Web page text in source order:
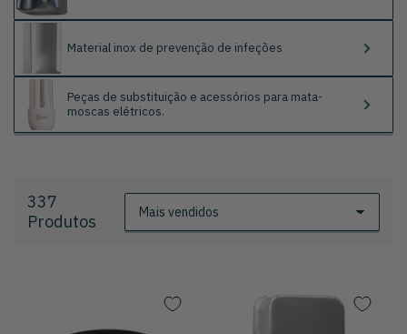
Material inox de prevenção de infeções
Peças de substituição e acessórios para mata-
moscas elétricos.
r
337
Produtos